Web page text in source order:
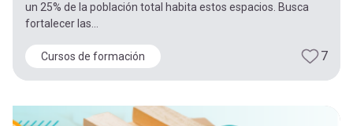
mi
cuenta
un 25% de la población total habita estos espacios. Busca
fortalecer las...
Cursos de formación 7